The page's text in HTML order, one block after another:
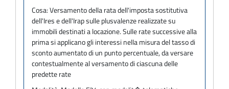
Cosa:Versamento della rata dell'imposta sostitutiva
dell'Ires e dell'Irap sulle plusvalenze realizzate su
immobili destinati a locazione. Sulle rate successive alla
prima si applicano gli interessi nella misura del tasso di
sconto aumentato di un punto percentuale, da versare
contestualmente al versamento di ciascuna delle
predette rate